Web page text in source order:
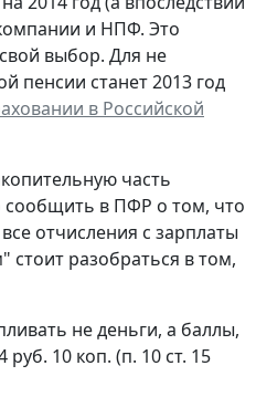
и НПФ. Это
выбор. Для не
пенсии станет 2013 год
в Российской
часть
сообщить в ПФР о том, что
отчисления с зарплаты
разобраться в том,
не деньги, а баллы,
10 коп. (п. 10 ст. 15